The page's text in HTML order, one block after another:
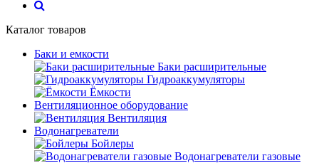
Каталог товаров
Баки и емкости
Баки расширительные
Гидроаккумуляторы
Ёмкости
Вентиляционное оборудование
Вентиляция
Водонагреватели
Бойлеры
Водонагреватели газовые